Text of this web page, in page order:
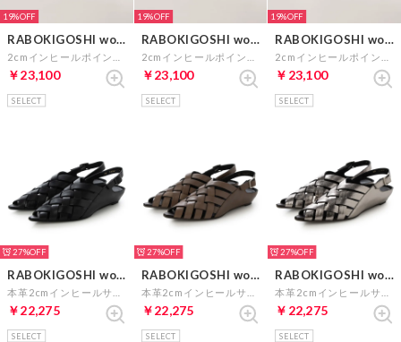
19%
RABOKIGOSHI works
￥23,100
SELECT
19%
RABOKIGOSHI works
￥23,100
SELECT
19%
RABOKIGOSHI works
￥23,100
SELECT
27%
RABOKIGOSHI works
￥22,275
SELECT
27%
RABOKIGOSHI works
￥22,275
SELECT
27%
RABOKIGOSHI works
￥22,275
SELECT